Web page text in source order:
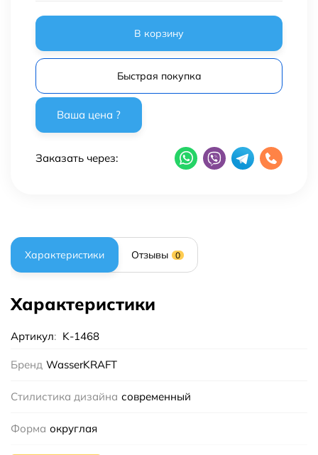
В корзину
Быстрая покупка
Заказать через:
Характеристики Отзывы 0
Характеристики
Артикул: K-1468
Бренд WasserKRAFT
Стилистика дизайна современный
Форма округлая